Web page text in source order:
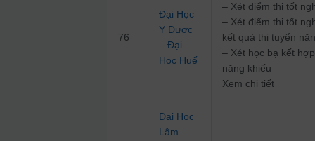
76
Đại Học
Y Dược
– Đại
Học Huế
– Xét điểm thi tốt
– Xét điểm thi tốt
kết quả thi tuyển
– Xét học bạ kết
năng khiếu
Xem chi tiết
Đại Học
Lâm